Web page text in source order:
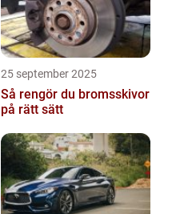
25 september 2025
Så rengör du bromsskivor
på rätt sätt